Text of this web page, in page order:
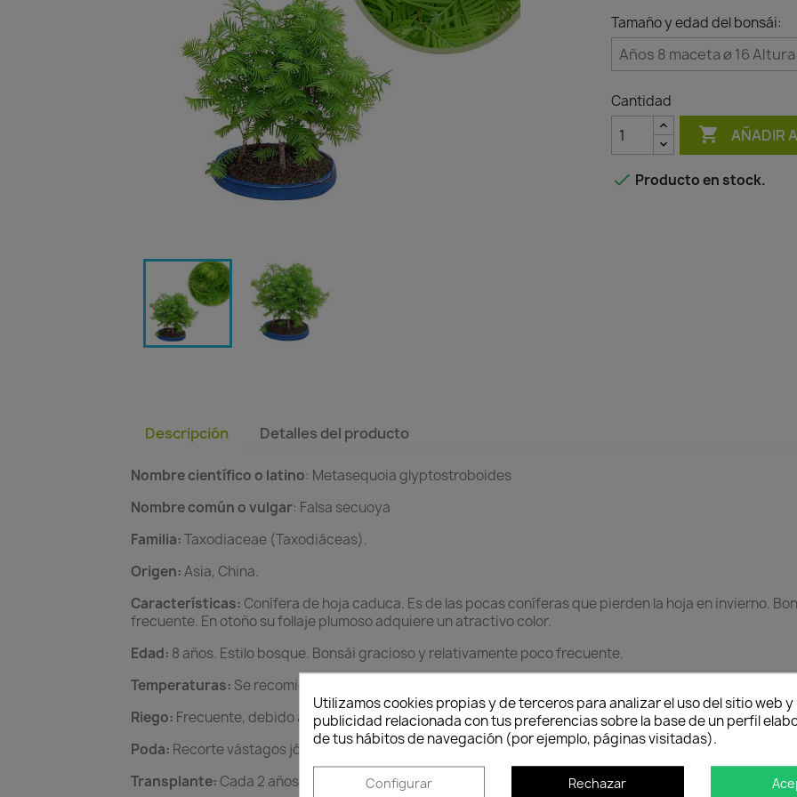
Tamaño y edad del bonsái:
Cantidad
 AÑADIR
 Producto en stock.
Descripción Detalles del producto
Nombre científico o latino: Metasequoia glyptostroboides
Nombre común o vulgar: Falsa secuoya
Familia:Taxodiaceae (Taxodiáceas).
Origen:Asia, China.
Características: Conífera de hoja caduca. Es de las pocas coníferas que pierden la hoja en invierno.
frecuente. En otoño su follaje plumoso adquiere un atractivo color.
Edad: 8 años. Estilo bosque. Bonsái gracioso y relativamente poco frecuente.
Temperaturas: Se recomienda cierta protección en invierno.
Riego: Frecuente, debido a que se cría sobre terrenos húmedos o márgenes de ríos.
Poda: Recorte vástagos jóvenes. Pode las ramas en verano o en invierno.
Transplante: Cada 2 años, en primavera.
Utilizamos cookies propias y de terceros para analizar el uso del sitio web
publicidad relacionada con tus preferencias sobre la base de un perfil
de tus hábitos de navegación (por ejemplo, páginas visitadas).
Configurar Rechazar